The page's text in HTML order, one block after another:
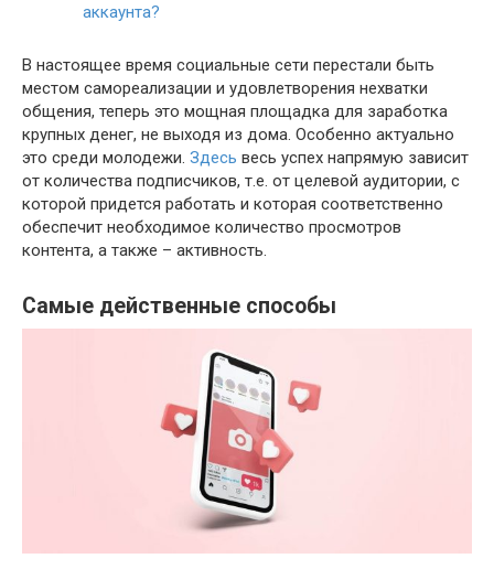
аккаунта?
В настоящее время социальные сети перестали быть
местом самореализации и удовлетворения нехватки
общения, теперь это мощная площадка для заработка
крупных денег, не выходя из дома. Особенно актуально
это среди молодежи. Здесь весь успех напрямую зависит
от количества подписчиков, т.е. от целевой аудитории, с
которой придется работать и которая соответственно
обеспечит необходимое количество просмотров
контента, а также – активность.
Самые действенные способы